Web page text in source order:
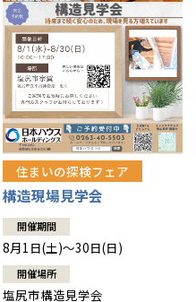
住まいの探検フェア
構造現場見学会
開催期間
8月1日(土)～30日(日)
開催場所
塩尻市構造見学会